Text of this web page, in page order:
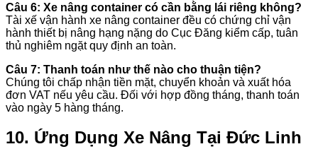
Câu 6: Xe nâng container có cần bằng lái riêng không?
Tài xế vận hành xe nâng container đều có chứng chỉ vận
hành thiết bị nâng hạng nặng do Cục Đăng kiểm cấp, tuân
thủ nghiêm ngặt quy định an toàn.
Câu 7: Thanh toán như thế nào cho thuận tiện?
Chúng tôi chấp nhận tiền mặt, chuyển khoản và xuất hóa
đơn VAT nếu yêu cầu. Đối với hợp đồng tháng, thanh toán
vào ngày 5 hàng tháng.
10. Ứng Dụng Xe Nâng Tại Đức Linh